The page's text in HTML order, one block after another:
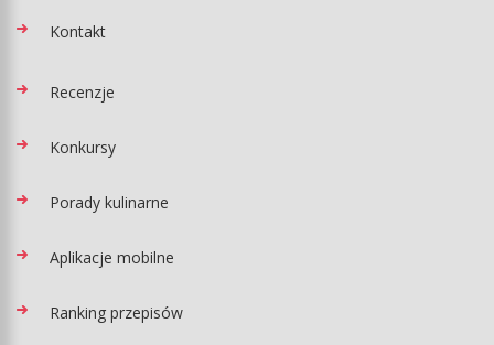
Kontakt
Recenzje
Konkursy
Porady kulinarne
Aplikacje mobilne
Ranking przepisów